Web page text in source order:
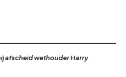
afscheid wethouder Harry